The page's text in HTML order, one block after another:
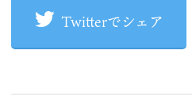
Twitterでシェア